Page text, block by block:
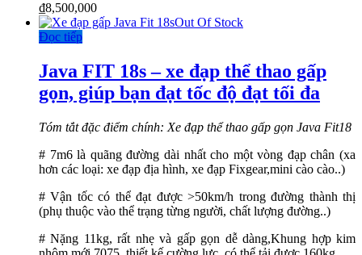
₫8,500,000
Out Of Stock
Đọc tiếp
Java FIT 18s – xe đạp thể thao gấp
gọn, giúp bạn đạt tốc độ đạt tối đa
Tóm tắt đặc điểm chính: Xe đạp thể thao gấp gọn Java Fit18
# 7m6 là quãng đường dài nhất cho một vòng đạp chân (xa
hơn các loại: xe đạp địa hình, xe đạp Fixgear,mini cào cào..)
# Vận tốc có thể đạt được >50km/h trong đường thành thị
(phụ thuộc vào thể trạng từng người, chất lượng đường..)
# Nặng 11kg, rất nhẹ và gấp gọn dễ dàng,Khung hợp kim